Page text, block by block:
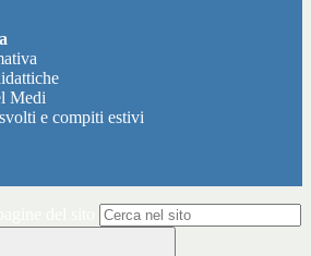
Medi
e compiti estivi